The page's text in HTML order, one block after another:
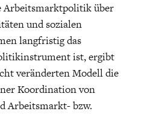
Arbeitsmarktpolitik über
und sozialen
langfristig das
ist, ergibt
veränderten Modell die
Koordination von
Arbeitsmarkt- bzw.